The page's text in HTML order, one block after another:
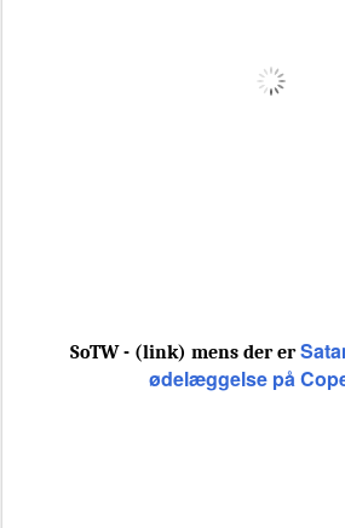
SoTW - (link) mens der er
ødelæggelse på